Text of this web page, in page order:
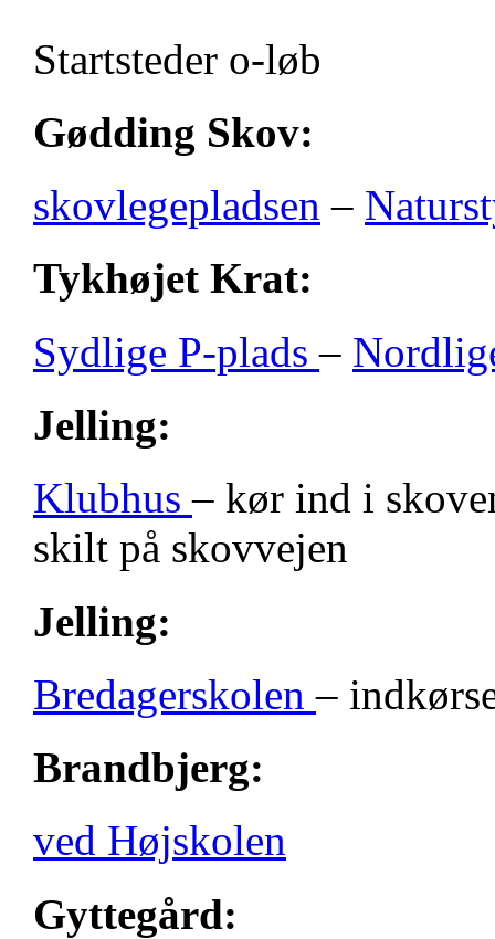
Startsteder o-løb
Gødding Skov:
skovlegepladsen –
Tykhøjet Krat:
Sydlige P-plads–
Jelling:
Klubhus– kør ind i
skilt på skovvejen
Jelling:
Bredagerskolen–
Brandbjerg:
ved Højskolen
Gyttegård: